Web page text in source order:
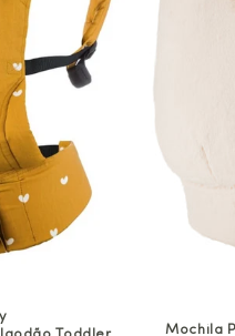
Mochila